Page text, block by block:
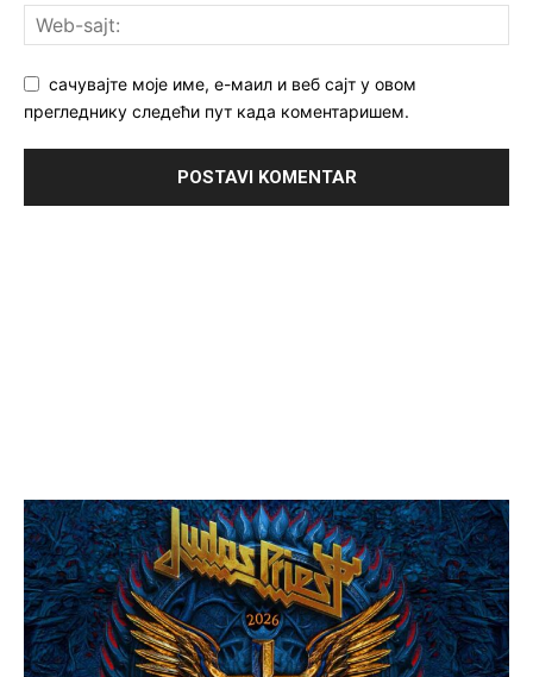
сачувајте моје име, е-маил и веб сајт у овом
прегледнику следећи пут када коментаришем.